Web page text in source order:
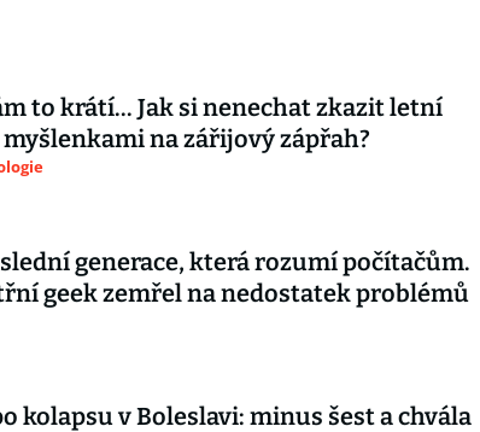
to krátí... Jak si nenechat zkazit letní
na zářijový zápřah?
generace, která rozumí počítačům.
geek zemřel na nedostatek problémů
kolapsu v Boleslavi: minus šest a chvála